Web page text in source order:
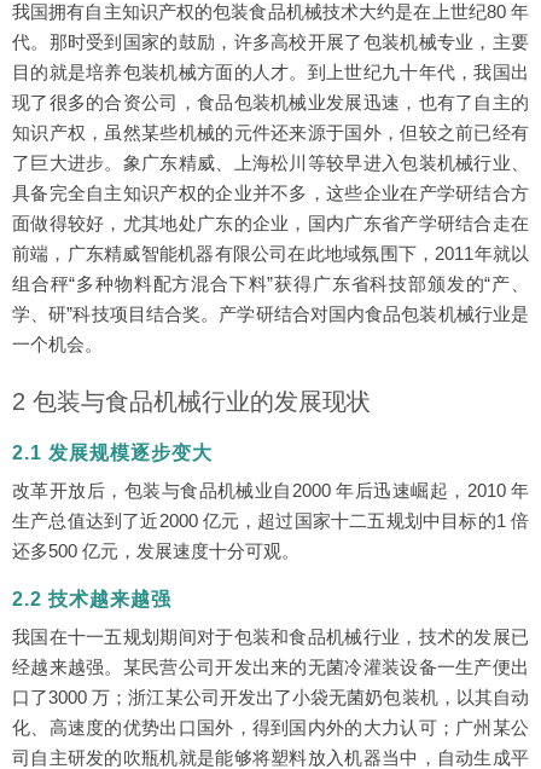
我国拥有自主知识产权的包装食品机械技术大约是在上世纪80 年
代。那时受到国家的鼓励，许多高校开展了包装机械专业，主要
目的就是培养包装机械方面的人才。到上世纪九十年代，我国出
现了很多的合资公司，食品包装机械业发展迅速，也有了自主的
知识产权，虽然某些机械的元件还来源于国外，但较之前已经有
了巨大进步。象广东精威、上海松川等较早进入包装机械行业、
具备完全自主知识产权的企业并不多，这些企业在产学研结合方
面做得较好，尤其地处广东的企业，国内广东省产学研结合走在
前端，广东精威智能机器有限公司在此地域氛围下，2011年就以
组合秤“多种物料配方混合下料”获得广东省科技部颁发的“产、
学、研”科技项目结合奖。产学研结合对国内食品包装机械行业是
一个机会。
2 包装与食品机械行业的发展现状
2.1 发展规模逐步变大
改革开放后，包装与食品机械业自2000 年后迅速崛起，2010 年
生产总值达到了近2000 亿元，超过国家十二五规划中目标的1 倍
还多500 亿元，发展速度十分可观。
2.2 技术越来越强
我国在十一五规划期间对于包装和食品机械行业，技术的发展已
经越来越强。某民营公司开发出来的无菌冷灌装设备一生产便出
口了3000 万；浙江某公司开发出了小袋无菌奶包装机，以其自动
化、高速度的优势出口国外，得到国内外的大力认可；广州某公
司自主研发的吹瓶机就是能够将塑料放入机器当中，自动生成平